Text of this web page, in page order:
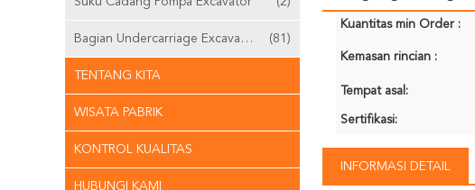
Bagian Undercarriage Excavator (81)
TENTANG KITA
WISATA PABRIK
KONTROL KUALITAS
HUBUNGI KAMI
Kuantitas min Order :
Kemasan rincian :
Tempat asal:
Sertifikasi:
INFORMASI DETAIL